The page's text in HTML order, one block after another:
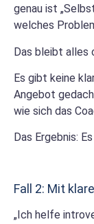
genau ist
welches
Das bleibt alles
Es gibt keine
Angebot
wie sich das
Das Ergebnis:
Fall 2: Mit
„Ich helfe